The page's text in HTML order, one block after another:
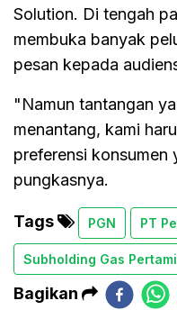
Solution. Di tengah
membuka banyak
pesan kepada
"Namun tantangan
menantang, kami
preferensi konsumen
pungkasnya.
Tags PGN PT
Subholding Gas
Bagikan